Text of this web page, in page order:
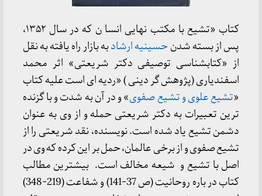
کتاب «تشیع با مکتب نهایی انسا ن که در سال ۱۳۵۲،
پس از بسته شدنحسینیه ارشادبه بازار راه یافته به نقل
از «کتابشناسی توصیفی دکتر شریعتی» اثر محمد
اسفندیاری (پژوهش گر دینی ) «ردیه ای است علیه کتاب
«تشیع علوی و تشیع صفوی» و در آن به شدت و با گزنده
ترین تعبیرات به دکتر شریعتی حمله و از وی به عنوان
دشمن تشیع یاد شده است. نویسنده، نقد شریعتی را از
تشیع صفوی و از برخی عالمان، حمل بر این کرده که وی در
اصل با تشیع و شیعه مخالف است. بیشترین مطالب
کتاب در باره روحانیت (ص 37-141) و شفاعت (219-348)